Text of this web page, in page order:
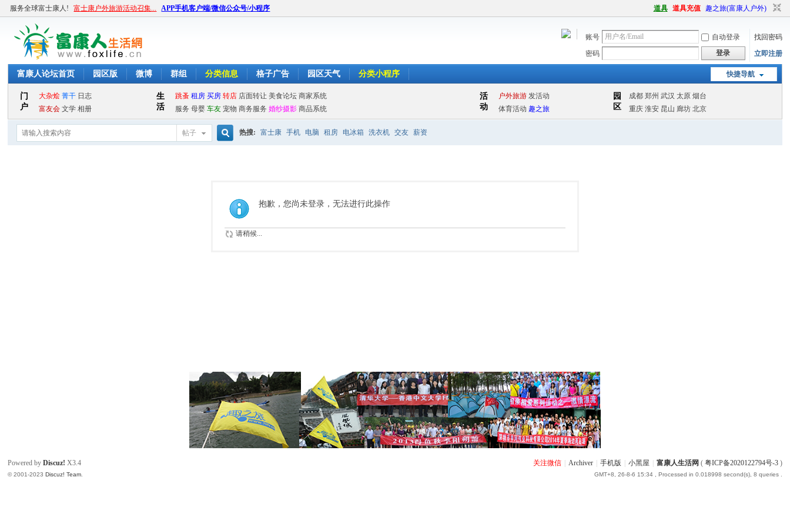
服务全球富士康人! 富士康户外旅游活动召集... APP手机客户端/微信公众号/小程序 道具 道具充值 趣之旅(富康人户外)
账号 自动登录
找回密码
密码
登录 立即注册
快捷导航
富康人论坛首页 园区版 微博 群组 分类信息 格子广告 园区天气 分类小程序
帖子 热搜: 富士康 手机 电脑 租房 电冰箱 洗衣机 交友 薪资
抱歉，您尚未登录，无法进行此操作
请稍候...
关注微信 Archiver 手机版 小黑屋 富康人生活网 ( 粤ICP备2020122794号-3)
GMT+8, 26-8-6 15:34, Processed in 0.018998 second(s), 8 queries .
Powered byDiscuz! X3.4
© 2001-2023Discuz! Team